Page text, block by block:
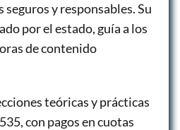
y responsables. Su
por el estado, guía a los
de contenido
teóricas y prácticas
con pagos en cuotas